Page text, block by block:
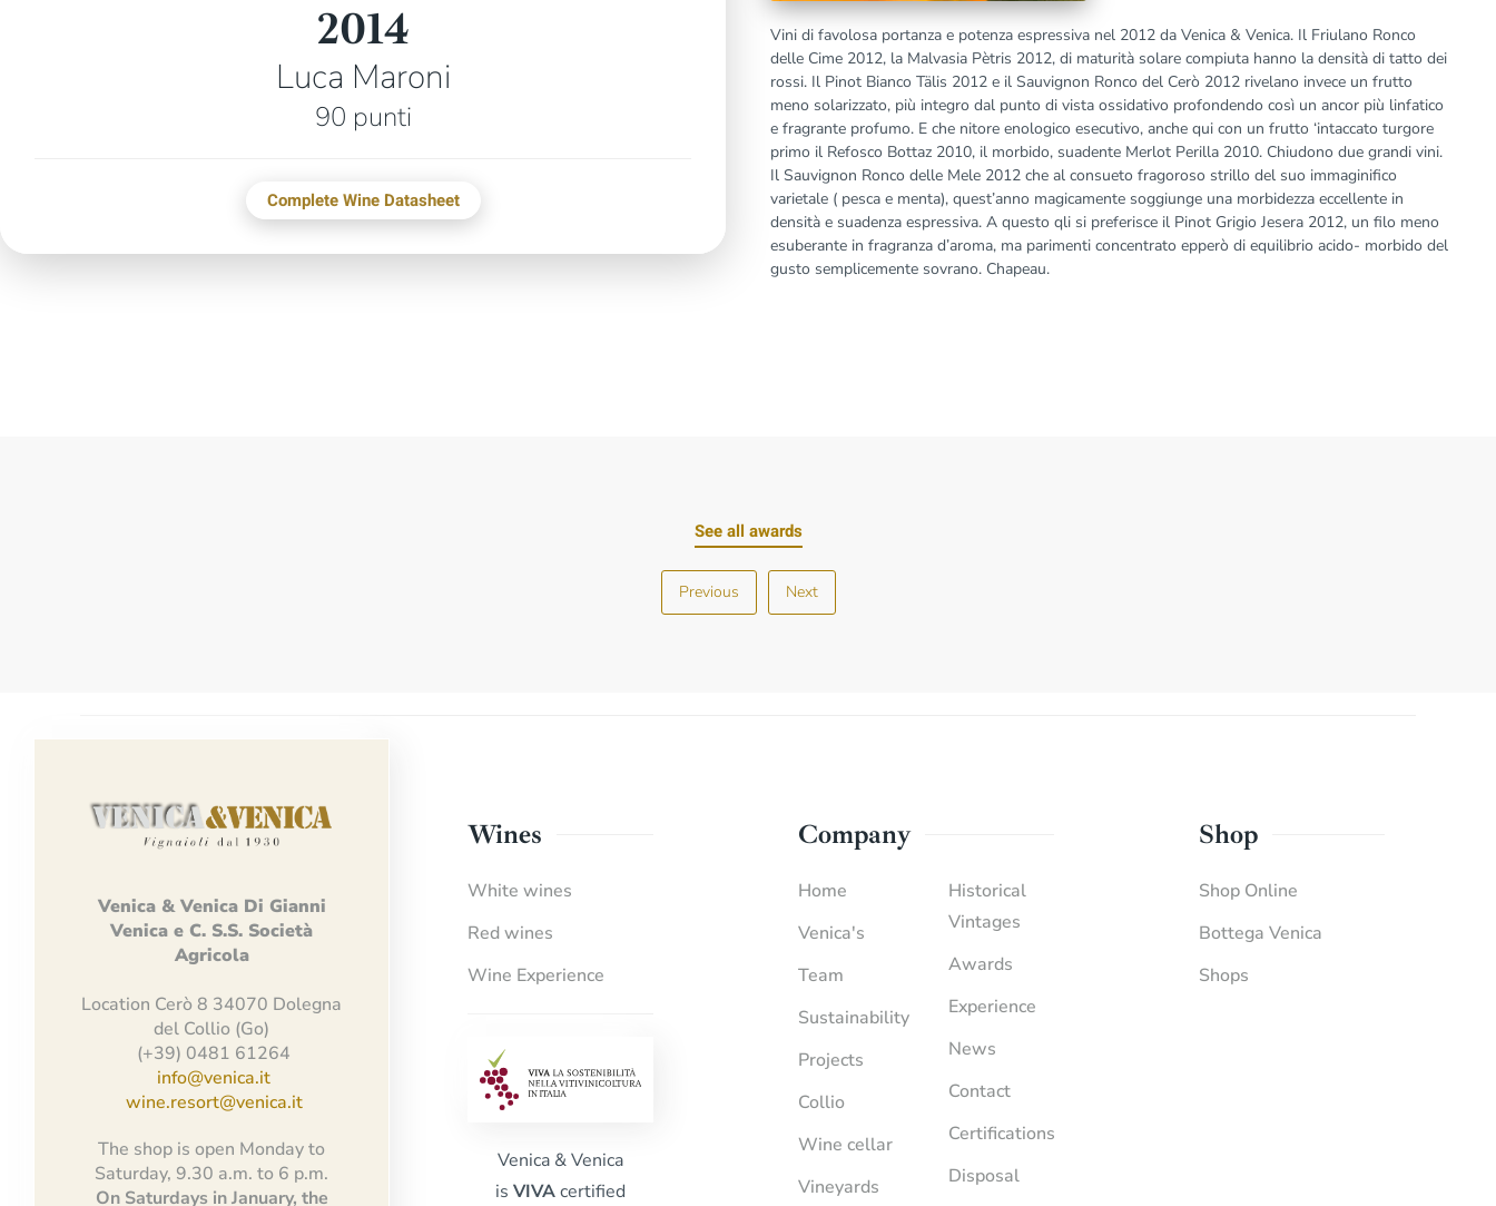
2014
Luca Maroni
90 punti
Complete Wine Datasheet
Vini di favolosa portanza e potenza espressiva nel 2012 da Venica & Venica. Il Friulano Ronco
delle Cime 2012, la Malvasia Pètris 2012, di maturità solare compiuta hanno la densità di tatto dei
rossi. Il Pinot Bianco Tälis 2012 e il Sauvignon Ronco del Cerò 2012 rivelano invece un frutto
meno solarizzato, più integro dal punto di vista ossidativo profondendo così un ancor più linfatico
e fragrante profumo. E che nitore enologico esecutivo, anche qui con un frutto ‘intaccato turgore
primo il Refosco Bottaz 2010, il morbido, suadente Merlot Perilla 2010. Chiudono due grandi vini.
Il Sauvignon Ronco delle Mele 2012 che al consueto fragoroso strillo del suo immaginifico
varietale ( pesca e menta), quest’anno magicamente soggiunge una morbidezza eccellente in
densità e suadenza espressiva. A questo qli si preferisce il Pinot Grigio Jesera 2012, un filo meno
esuberante in fragranza d’aroma, ma parimenti concentrato epperò di equilibrio acido- morbido del
gusto semplicemente sovrano. Chapeau.
See all awards
Previous Next
Venica &Venica Di Gianni
VenicaeC. S.S. Società
Agricola
Location Cerò 8 34070 Dolegna
del Collio (Go)
(+39) 0481 61264
info@venica.it
wine.resort@venica.it
The shop is open Monday to
Saturday, 9.30 a.m. to 6 p.m.
On Saturdays in January, the
Wines
White wines
Red wines
Wine Experience
Venica & Venica
isVIVAcertified
Company
Home
Venica's
Team
Sustainability
Projects
Collio
Wine cellar
Vineyards
Historical
Vintages
Awards
Experience
News
Contact
Certifications
Disposal
Shop
Shop Online
Bottega Venica
Shops